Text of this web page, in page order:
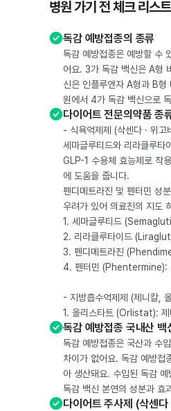
병원 가기 전 체크 리스트
독감 예방접종의 종류
독감 예방접종은 예방할 수
어요. 3가 독감 백신은 A형
신은 인플루엔자 A형과 B
원에서 4가 독감 백신으로
다이어트 전문의약품 종
- 식욕억제제 (삭센다 · 위고
세마글루티드와 리라클루타
GLP-1 수용체 효능제로 작
에 도움을 줍니다.
펜디메트라진 및 펜터민 성
우려가 있어 의료진의 지도
1. 세마글루티드
2. 리라클루타이드
3. 펜디메트라진
4. 펜터민 (Phentermine):
- 지방흡수억제제 (제니칼,
1. 올리스타트 (Orlistat): 제
독감 예방접종 국내산 백
독감 예방접종은 국산과 수
차이가 없어요. 독감 예방접
아 생산돼요. 수입된 독감
독감 백신 본연의 성분과 효
다이어트 주사제 (삭센다